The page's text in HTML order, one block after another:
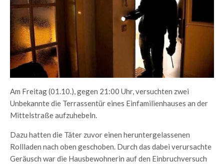
Am Freitag (01.10.), gegen 21:00 Uhr, versuchten zwei
Unbekannte die Terrassentür eines Einfamilienhauses an der
Mittelstraße aufzuhebeln.
Dazu hatten die Täter zuvor einen heruntergelassenen
Rollladen nach oben geschoben. Durch das dabei verursachte
Geräusch war die Hausbewohnerin auf den Einbruchversuch